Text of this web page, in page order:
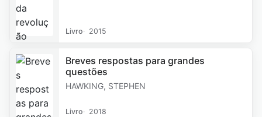
Livro 2015
Breves respostas para grandes
questões
HAWKING, STEPHEN
Livro 2018